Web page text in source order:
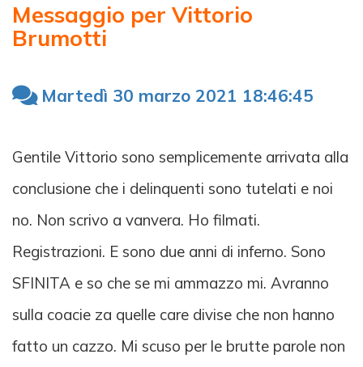
Messaggio per Vittorio
Brumotti
Martedì 30 marzo 2021 18:46:45
Gentile Vittorio sono semplicemente arrivata alla
conclusione che i delinquenti sono tutelati e noi
no. Non scrivo a vanvera. Ho filmati.
Registrazioni. E sono due anni di inferno. Sono
SFINITA e so che se mi ammazzo mi. Avranno
sulla coacie za quelle care divise che non hanno
fatto un cazzo. Mi scuso per le brutte parole non